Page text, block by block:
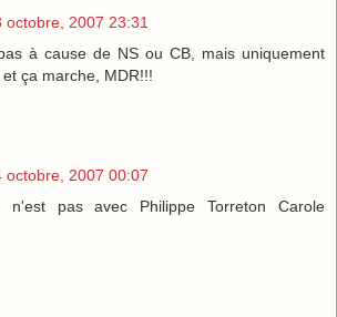
octobre, 2007 23:31
à cause de NS ou CB, mais uniquement
ça marche, MDR!!!
octobre, 2007 00:07
pas avec Philippe Torreton Carole